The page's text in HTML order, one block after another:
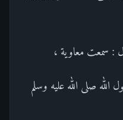
: سمعت معاوية ،
صلى الله عليه وسلم